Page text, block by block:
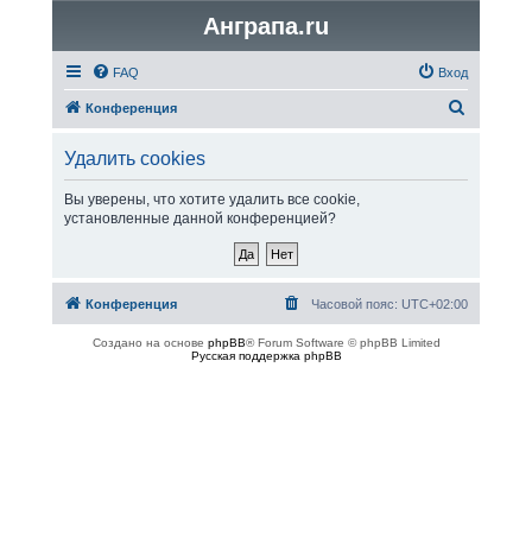
Анграпа.ru
FAQ Вход
Конференция
Удалить cookies
Вы уверены, что хотите удалить все cookie,
установленные данной конференцией?
Конференция Часовой пояс: UTC+02:00
Создано на основе phpBB® Forum Software © phpBB Limited
Русская поддержка phpBB